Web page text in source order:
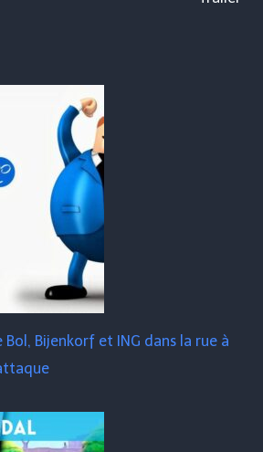
Bol, Bijenkorf et ING dans la rue à